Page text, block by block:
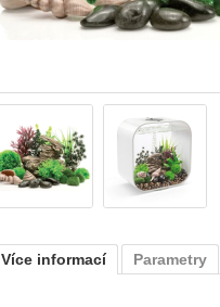
Více informací Parametry